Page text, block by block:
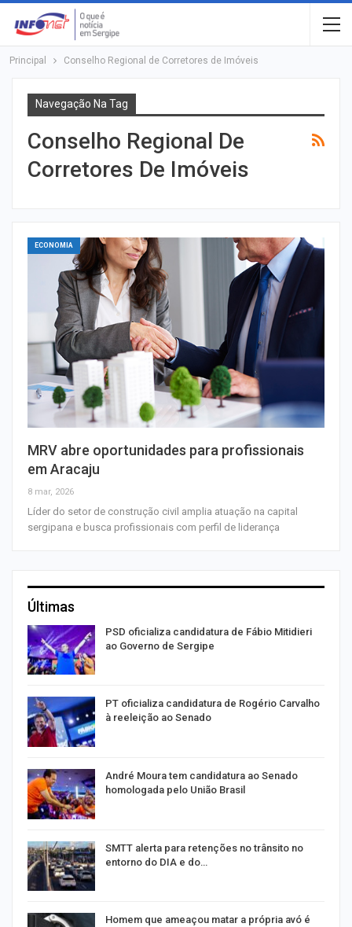
Principal Conselho Regional de Corretores de Imóveis
Navegação Na Tag
Conselho Regional De
Corretores De Imóveis
ECONOMIA
MRV abre oportunidades para profissionais
em Aracaju
8 mar, 2026
Líder do setor de construção civil amplia atuação na capital
sergipana e busca profissionais com perfil de liderança
Últimas
PSD oficializa candidatura de Fábio Mitidieri
ao Governo de Sergipe
PT oficializa candidatura de Rogério Carvalho
à reeleição ao Senado
André Moura tem candidatura ao Senado
homologada pelo União Brasil
SMTT alerta para retenções no trânsito no
entorno do DIA e do…
Homem que ameaçou matar a própria avó é